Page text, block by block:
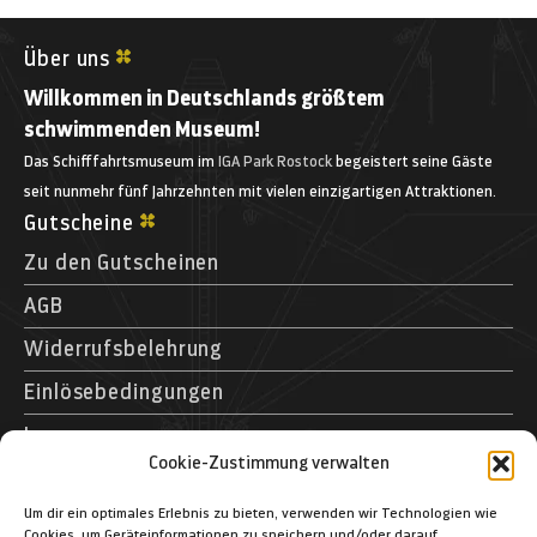
Cookie-Zustimmung verwalten
Um dir ein optimales Erlebnis zu bieten, verwenden wir Technologien wie
23. April 2026:
Kaperer, Freibeuter, Korsaren: Die Vielfalt der
Piraten
Referent: Gerhard H. Ehlers, Hoppegarten
Änderungen vorbehalten!
Über uns
Willkommen in Deutschlands größtem
schwimmenden Museum!
Das Schifffahrtsmuseum im IGA Park Rostockbegeistert seine Gäste
seit nunmehr fünf Jahrzehnten mit vielen einzigartigen Attraktionen.
Gutscheine
Zu den Gutscheinen
AGB
Widerrufsbelehrung
Einlösebedingungen
Impressum
Museumspark Rostock GmbH